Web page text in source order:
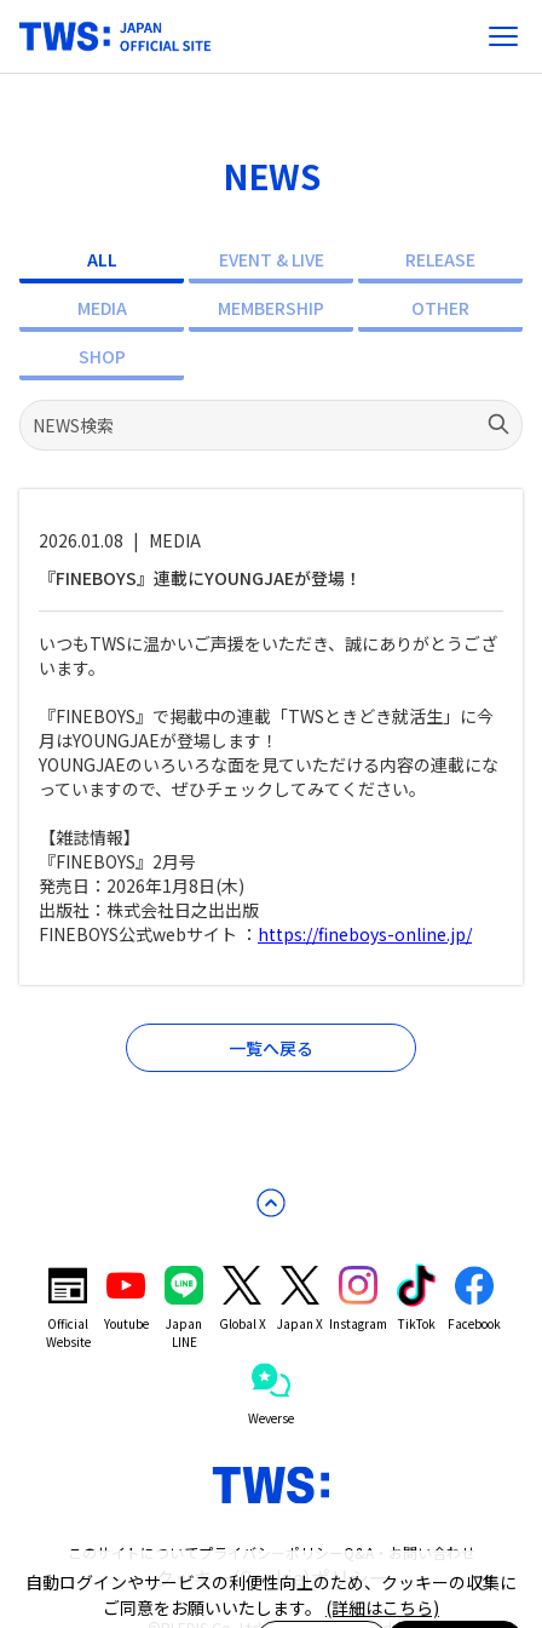
NEWS
ALL EVENT & LIVE
RELEASE
MEDIA
MEMBERSHIP
OTHER
SHOP
2026.01.08 | MEDIA
『FINEBOYS』連載にYOUNGJAEが登場！
いつもTWSに温かいご声援をいただき、誠にありがとうござ
います。
『FINEBOYS』で掲載中の連載「TWSときどき就活生」に今
月はYOUNGJAEが登場します！
YOUNGJAEのいろいろな面を見ていただける内容の連載にな
っていますので、ぜひチェックしてみてください。
【雑誌情報】
『FINEBOYS』2月号
発売日：2026年1月8日(木)
出版社：株式会社日之出出版
FINEBOYS公式webサイト ： https://fineboys-online.jp/
一覧へ戻る
Official
Website
Youtube
Japan
LINE
Global X Japan X Instagram TikTok Facebook
Weverse
このサイトについてプライバシーポリシーQ&A・お問い合わせ
クッキー(Cookie)ポリシー
自動ログインやサービスの利便性向上のため、クッキーの収集に
ご同意をお願いいたします。 (詳細はこちら)